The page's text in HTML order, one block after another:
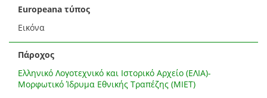
Europeana τύπος
Εικόνα
Πάροχος
Ελληνικό Λογοτεχνικό και Ιστορικό Αρχείο (ΕΛΙΑ)-
Μορφωτικό Ίδρυμα Εθνικής Τραπέζης (ΜΙΕΤ)